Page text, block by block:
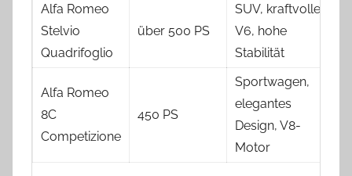
Alfa Romeo
Stelvio
Quadrifoglio
über 500 PS
SUV, kraftvoller
V6, hohe
Stabilität
Alfa Romeo
8C
Competizione
450 PS
Sportwagen,
elegantes
Design, V8-
Motor